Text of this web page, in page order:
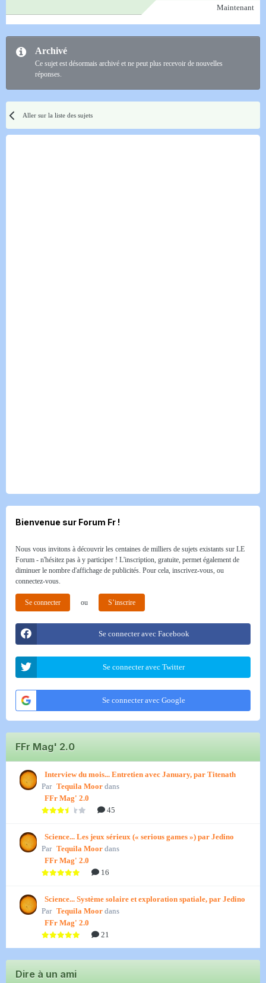
Maintenant
Archivé
Ce sujet est désormais archivé et ne peut plus recevoir de nouvelles
réponses.
Aller sur la liste des sujets
Bienvenue sur Forum Fr !
Nous vous invitons à découvrir les centaines de milliers de sujets existants sur LE
Forum - n'hésitez pas à y participer ! L'inscription, gratuite, permet également de
diminuer le nombre d'affichage de publicités. Pour cela, inscrivez-vous, ou
connectez-vous.
Se connecter ou S’inscrire
Se connecter avec Facebook
Se connecter avec Twitter
Se connecter avec Google
FFr Mag' 2.0
Interview du mois... Entretien avec January, par Titenath
Par Tequila Moor dans
FFr Mag' 2.0
45
Science... Les jeux sérieux (« serious games ») par Jedino
Par Tequila Moor dans
FFr Mag' 2.0
16
Science... Système solaire et exploration spatiale, par Jedino
Par Tequila Moor dans
FFr Mag' 2.0
21
Dire à un ami